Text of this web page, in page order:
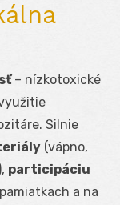
– nízkotoxické
Silnie
(vápno,
participáciu
a na